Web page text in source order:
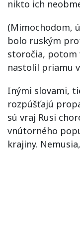
nikto ich
(Mimochodom,
bolo ruským
storočia, potom
nastolil priamu
Inými slovami,
rozpúšťajú
sú vraj Rusi
vnútorného
krajiny.